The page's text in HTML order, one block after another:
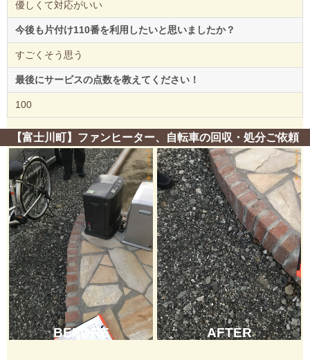
優しくて対応がいい
今後も片付け110番を利用したいと思いましたか？
すごくそう思う
最後にサービスの点数を教えてください！
100
【富士川町】ファンヒーター、自転車の回収・処分ご依頼
BEFORE AFTER